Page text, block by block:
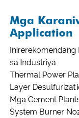
Mga
Application
sa Industriya
Thermal Power
Layer
Mga Cement
System Burner